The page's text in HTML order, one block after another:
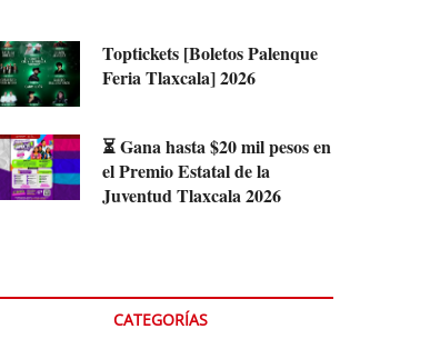
Toptickets [Boletos Palenque
Feria Tlaxcala] 2026
⏳ Gana hasta $20 mil pesos en
el Premio Estatal de la
Juventud Tlaxcala 2026
CATEGORÍAS